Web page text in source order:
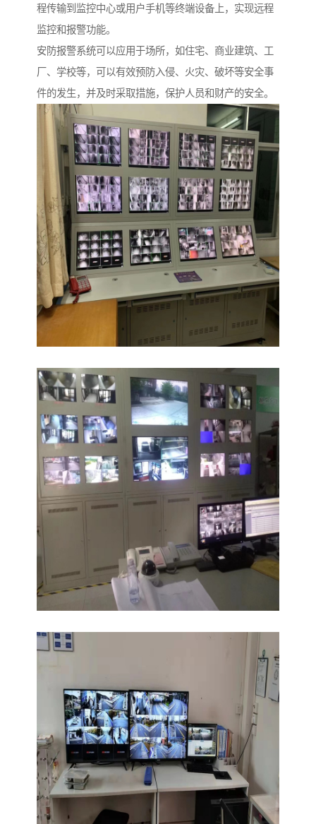
程传输到监控中心或用户手机等终端设备上，实现远程
监控和报警功能。
安防报警系统可以应用于场所，如住宅、商业建筑、工
厂、学校等，可以有效预防入侵、火灾、破坏等安全事
件的发生，并及时采取措施，保护人员和财产的安全。